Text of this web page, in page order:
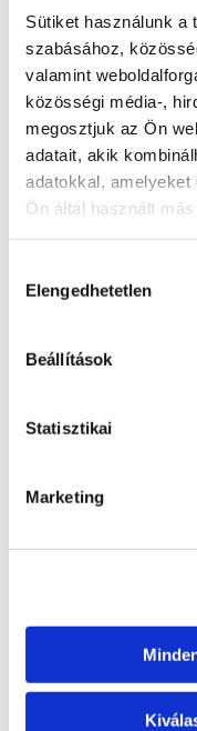
Sütiket használunk a
szabásához,
valamint
közösségi média-,
megosztjuk az Ön
adatait, akik
adatokkal,
Ön által használt
kiválasztása
Elengedhetetlen
Beállítások
Statisztikai
Marketing
A TISZA alelnöke,
Kormánybiztos
Teljes
A probléma
Hozzászóláshoz
Bejelentkezés
beszélgetéshez.
Itt láthatod, hogy
Bejelentve
Kezelve
Típus: